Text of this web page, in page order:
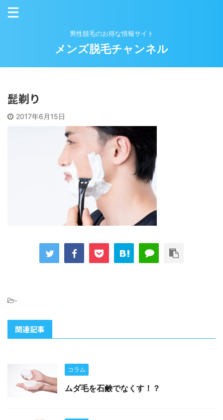
男性脱毛のお得な情報サイト
メンズ脱毛チャンネル
髭剃り
2017年6月15日
-
関連記事
コラム
ムダ毛を石鹸でなくす！？